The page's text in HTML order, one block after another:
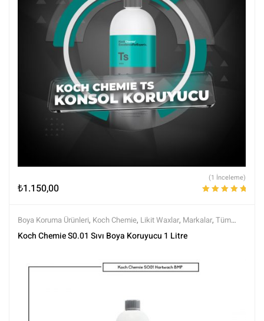
₺1.150,00
(1 İnceleme)
Boya Koruma Ürünleri, Koch Chemie, Likit Waxlar, Markalar, Tüm
Ürünler,Tüm Ürünler, Wax Ürünleri
Koch Chemie S0.01 Sıvı Boya Koruyucu 1 Litre